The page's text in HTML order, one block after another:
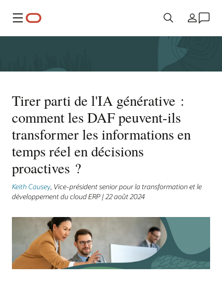
Menu Pays
Tirer parti de l'IA générative :
comment les DAF peuvent-ils
transformer les informations en
temps réel en décisions
proactives ?
Keith Causey, Vice-président senior pour la transformation et le
développement du cloud ERP | 22 août 2024